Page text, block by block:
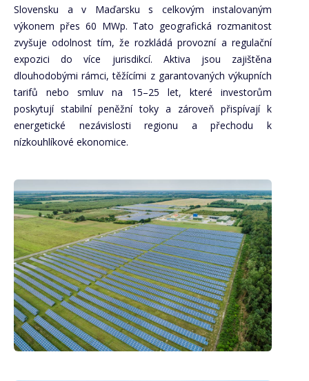
Slovensku a v Maďarsku s celkovým instalovaným
výkonem přes 60 MWp. Tato geografická rozmanitost
zvyšuje odolnost tím, že rozkládá provozní a regulační
expozici do více jurisdikcí. Aktiva jsou zajištěna
dlouhodobými rámci, těžícími z garantovaných výkupních
tarifů nebo smluv na 15–25 let, které investorům
poskytují stabilní peněžní toky a zároveň přispívají k
energetické nezávislosti regionu a přechodu k
nízkouhlíkové ekonomice.